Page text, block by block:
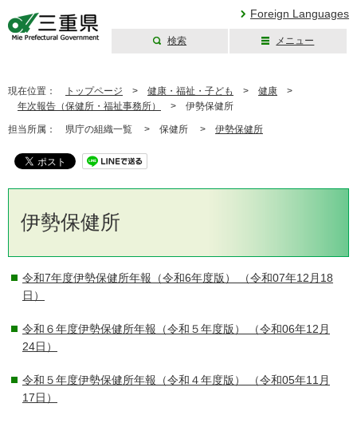
Foreign Languages
検索 メニュー
現在位置： トップページ > 健康・福祉・子ども > 健康 >
年次報告（保健所・福祉事務所）
> 伊勢保健所
担当所属： 県庁の組織一覧 > 保健所 > 伊勢保健所
伊勢保健所
令和7年度伊勢保健所年報（令和6年度版）
（令和07年12月18
日）
令和６年度伊勢保健所年報（令和５年度版）
（令和06年12月
24日）
令和５年度伊勢保健所年報（令和４年度版）
（令和05年11月
17日）